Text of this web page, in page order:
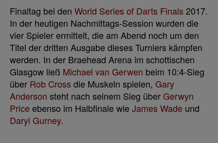
Finaltag bei den World Series of Darts Finals 2017.
In der heutigen Nachmittags-Session wurden die
vier Spieler ermittelt, die am Abend noch um den
Titel der dritten Ausgabe dieses Turniers kämpfen
werden. In der Braehead Arena im schottischen
Glasgow ließ Michael van Gerwen beim 10:4-Sieg
über Rob Cross die Muskeln spielen, Gary
Anderson steht nach seinem Sieg über Gerwyn
Priceebenso im Halbfinale wieJames Wade und
Daryl Gurney.